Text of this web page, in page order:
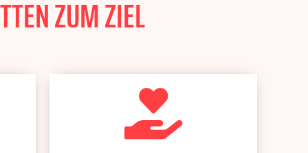
ZUM ZIEL